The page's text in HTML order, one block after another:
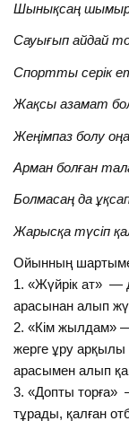
Шынықсаң шымыр
Сауығып айдай
Спортты серік
Жақсы азамат
Жеңімпаз болу
Арман болған
Болмасаң да
Жарысқа түсіп
Ойынның
1. «Жүйрік ат» —
арасынан алып
2. «Кім жылдам»
жерге ұру арқылы
арасымен алып
3. «Допты торға»
тұрады, қалған